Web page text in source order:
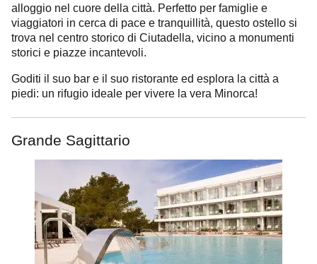
alloggio nel cuore della città. Perfetto per famiglie e
viaggiatori in cerca di pace e tranquillità, questo ostello si
trova nel centro storico di Ciutadella, vicino a monumenti
storici e piazze incantevoli.
Goditi il suo bar e il suo ristorante ed esplora la città a
piedi: un rifugio ideale per vivere la vera Minorca!
Grande Sagittario